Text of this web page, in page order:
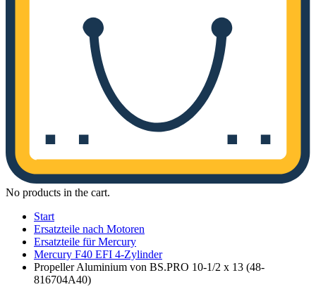
No products in the cart.
Start
Ersatzteile nach Motoren
Ersatzteile für Mercury
Mercury F40 EFI 4-Zylinder
Propeller Aluminium von BS.PRO 10-1/2 x 13 (48-
816704A40)